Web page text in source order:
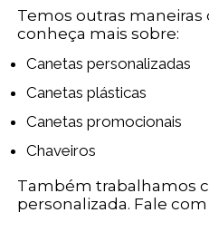
Temos outras maneiras
conheça mais sobre:
Canetas personalizadas
Canetas plásticas
Canetas promocionais
Chaveiros
Também trabalhamos
personalizada. Fale